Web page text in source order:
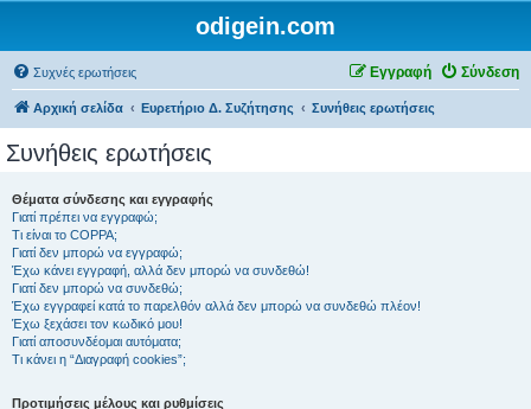
odigein.com
Συχνές ερωτήσεις Σύνδεση
Εγγραφή
Αρχική σελίδα Ευρετήριο Δ. Συζήτησης Συνήθεις ερωτήσεις
Συνήθεις ερωτήσεις
Θέματα σύνδεσης και εγγραφής
Γιατί πρέπει να εγγραφώ;
Τι είναι το COPPA;
Γιατί δεν μπορώ να εγγραφώ;
Έχω κάνει εγγραφή, αλλά δεν μπορώ να συνδεθώ!
Γιατί δεν μπορώ να συνδεθώ;
Έχω εγγραφεί κατά το παρελθόν αλλά δεν μπορώ να συνδεθώ πλέον!
Έχω ξεχάσει τον κωδικό μου!
Γιατί αποσυνδέομαι αυτόματα;
Τι κάνει η “Διαγραφή cookies”;
Προτιμήσεις μέλους και ρυθμίσεις